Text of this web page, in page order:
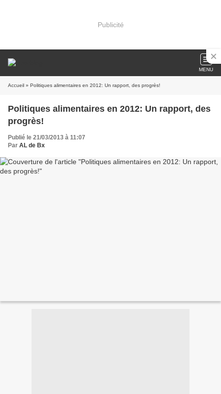
Publicité
MENU
Accueil » Politiques alimentaires en 2012: Un rapport, des progrès!
Politiques alimentaires en 2012: Un rapport, des
progrès!
Publié le 21/03/2013 à 11:07
Par AL de Bx